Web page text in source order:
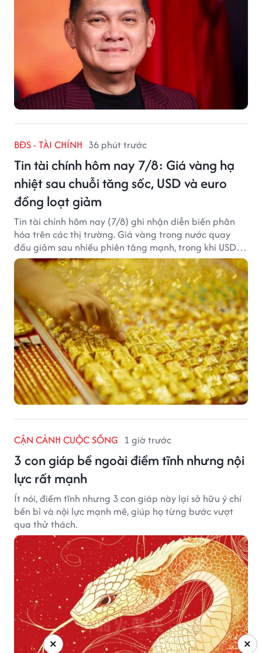
BĐS - TÀI CHÍNH 36 phút trước
Tin tài chính hôm nay 7/8: Giá vàng hạ
nhiệt sau chuỗi tăng sốc, USD và euro
đồng loạt giảm
Tin tài chính hôm nay (7/8) ghi nhận diễn biến phân
hóa trên các thị trường. Giá vàng trong nước quay
đầu giảm sau nhiều phiên tăng mạnh, trong khi USD
tại ngân hàng tiếp tục suy yếu dù tỷ giá trung tâm lập
đỉnh mới.
CẬN CẢNH CUỘC SỐNG 1 giờ trước
3 con giáp bề ngoài điềm tĩnh nhưng nội
lực rất mạnh
Ít nói, điềm tĩnh nhưng 3 con giáp này lại sở hữu ý chí
bền bỉ và nội lực mạnh mẽ, giúp họ từng bước vượt
qua thử thách.
×
×